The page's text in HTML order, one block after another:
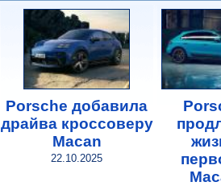
Porsche добавила
драйва кроссоверу
Macan
22.10.2025